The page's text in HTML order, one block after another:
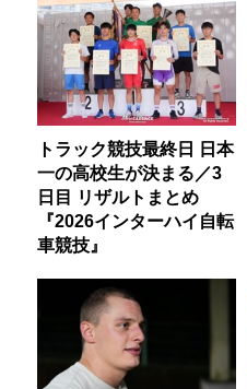
トラック競技最終日 日本
一の高校生が決まる／3
日目 リザルトまとめ
『2026インターハイ自転
車競技』